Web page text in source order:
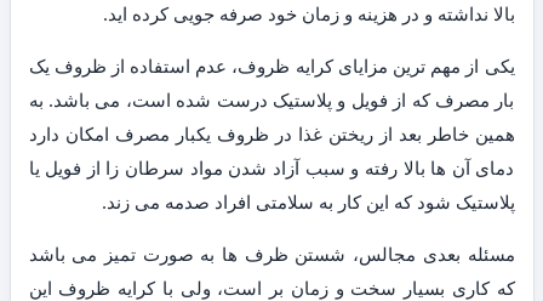
بالا نداشته و در هزینه و زمان خود صرفه جویی کرده اید.
یکی از مهم ترین مزایای کرایه ظروف، عدم استفاده از ظروف یک
بار مصرف که از فویل و پلاستیک درست شده است، می باشد. به
همین خاطر بعد از ریختن غذا در ظروف یکبار مصرف امکان دارد
دمای آن ها بالا رفته و سبب آزاد شدن مواد سرطان زا از فویل یا
پلاستیک شود که این کار به سلامتی افراد صدمه می زند.
مسئله بعدی مجالس، شستن ظرف ها به صورت تمیز می باشد
که کاری بسیار سخت و زمان بر است، ولی با کرایه ظروف این